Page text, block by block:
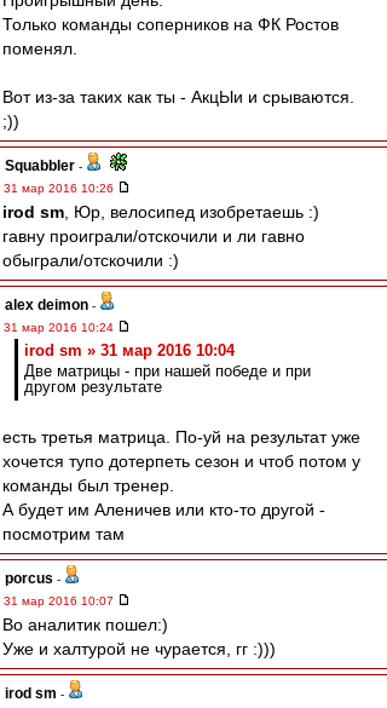
Только команды соперников на ФК Ростов
поменял.
Вот из-за таких как ты - АкцЫи и срываются.
;))
Squabbler -
31 мар 2016 10:26
irod sm , Юр, велосипед изобретаешь :)
гавну проиграли/отскочили и ли гавно
обыграли/отскочили :)
alex deimon -
31 мар 2016 10:24
irod sm » 31 мар 2016 10:04
Две матрицы - при нашей победе и при
другом результате
есть третья матрица. По-уй на результат уже
хочется тупо дотерпеть сезон и чтоб потом у
команды был тренер.
А будет им Аленичев или кто-то другой -
посмотрим там
porcus -
31 мар 2016 10:07
Во аналитик пошел:)
Уже и халтурой не чурается, гг :)))
irod sm -